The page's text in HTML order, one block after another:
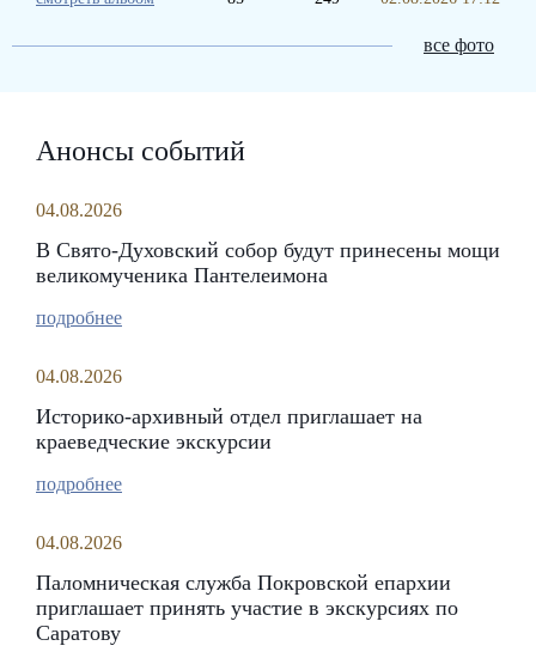
все фото
Анонсы событий
04.08.2026
В Свято-Духовский собор будут принесены мощи
великомученика Пантелеимона
подробнее
04.08.2026
Историко-архивный отдел приглашает на
краеведческие экскурсии
подробнее
04.08.2026
Паломническая служба Покровской епархии
приглашает принять участие в экскурсиях по
Саратову